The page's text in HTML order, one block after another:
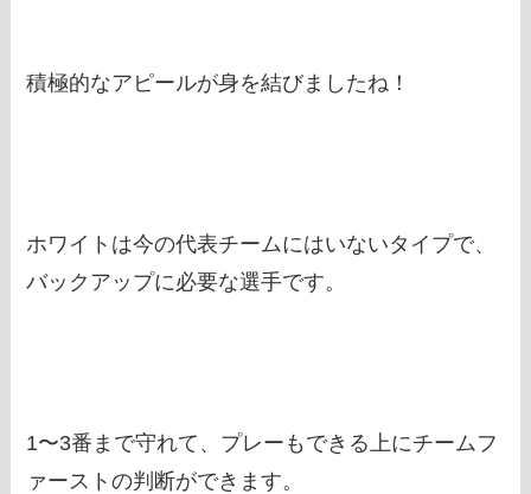
積極的なアピールが身を結びましたね！
ホワイトは今の代表チームにはいないタイプで、
バックアップに必要な選手です。
1〜3番まで守れて、プレーもできる上にチームフ
ァーストの判断ができます。